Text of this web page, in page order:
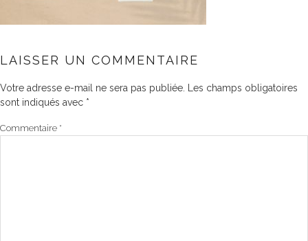
LAISSER UN COMMENTAIRE
Votre adresse e-mail ne sera pas publiée.
Les champs obligatoires
sont indiqués avec *
Commentaire *